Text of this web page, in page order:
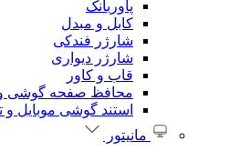
پاوربانک
کابل و مبدل
شارژر فندکی
شارژر دیواری
قاب و کاور
محافظ صفحه گوشی و
استند گوشی موبایل و
مانیتور